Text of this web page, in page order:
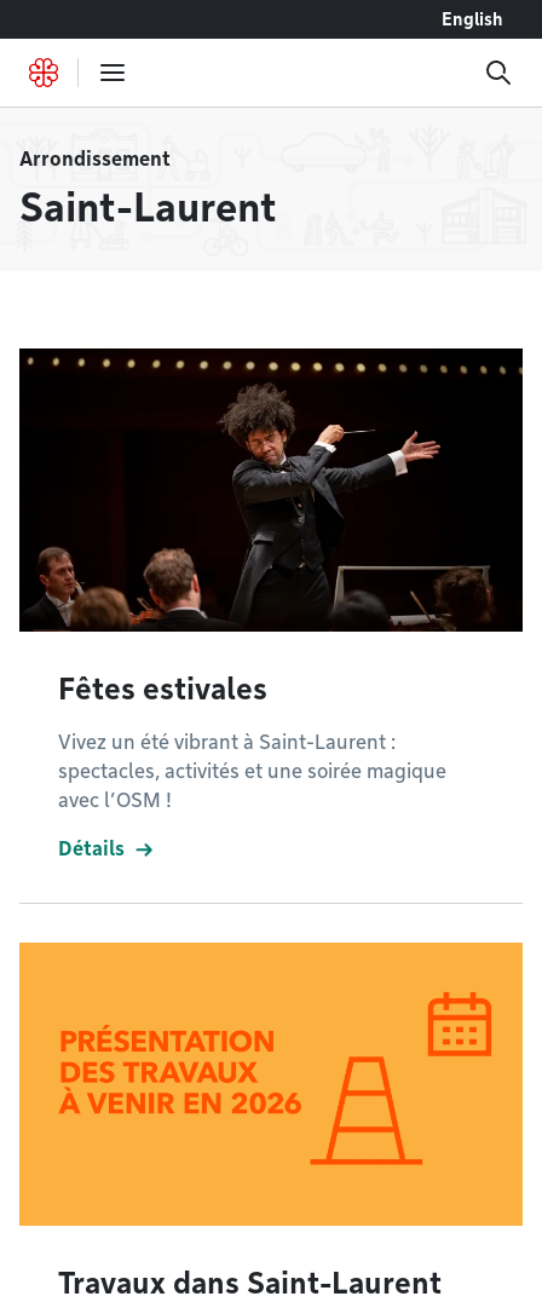
English
Arrondissement
Saint-Laurent
À la une
Fêtes estivales
Vivez un été vibrant à Saint-Laurent :
spectacles, activités et une soirée magique
avec l’OSM !
Détails
Travaux dans Saint-Laurent